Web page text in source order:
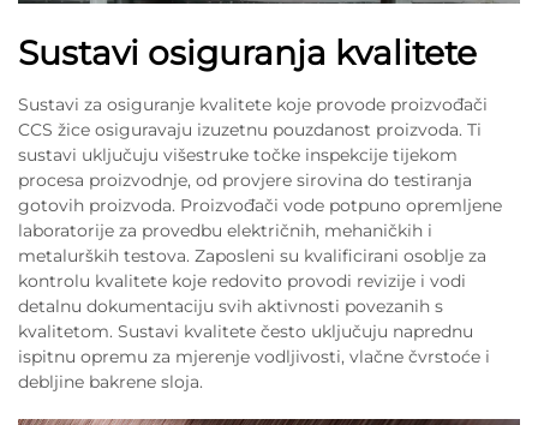
Sustavi osiguranja kvalitete
Sustavi za osiguranje kvalitete koje provode proizvođači
CCS žice osiguravaju izuzetnu pouzdanost proizvoda. Ti
sustavi uključuju višestruke točke inspekcije tijekom
procesa proizvodnje, od provjere sirovina do testiranja
gotovih proizvoda. Proizvođači vode potpuno opremljene
laboratorije za provedbu električnih, mehaničkih i
metalurških testova. Zaposleni su kvalificirani osoblje za
kontrolu kvalitete koje redovito provodi revizije i vodi
detalnu dokumentaciju svih aktivnosti povezanih s
kvalitetom. Sustavi kvalitete često uključuju naprednu
ispitnu opremu za mjerenje vodljivosti, vlačne čvrstoće i
debljine bakrene sloja.